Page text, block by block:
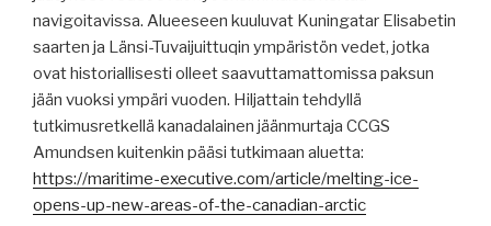
navigoitavissa. Alueeseen kuuluvat Kuningatar Elisabetin
saarten ja Länsi-Tuvaijuittuqin ympäristön vedet, jotka
ovat historiallisesti olleet saavuttamattomissa paksun
jään vuoksi ympäri vuoden. Hiljattain tehdyllä
tutkimusretkellä kanadalainen jäänmurtaja CCGS
Amundsen kuitenkin pääsi tutkimaan aluetta:
https://maritime-executive.com/article/melting-ice-
opens-up-new-areas-of-the-canadian-arctic